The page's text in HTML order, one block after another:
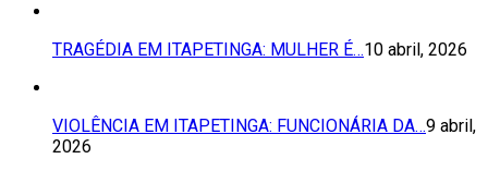
TRAGÉDIA EM ITAPETINGA: MULHER É…10 abril, 2026
VIOLÊNCIA EM ITAPETINGA: FUNCIONÁRIA DA…9 abril,
2026